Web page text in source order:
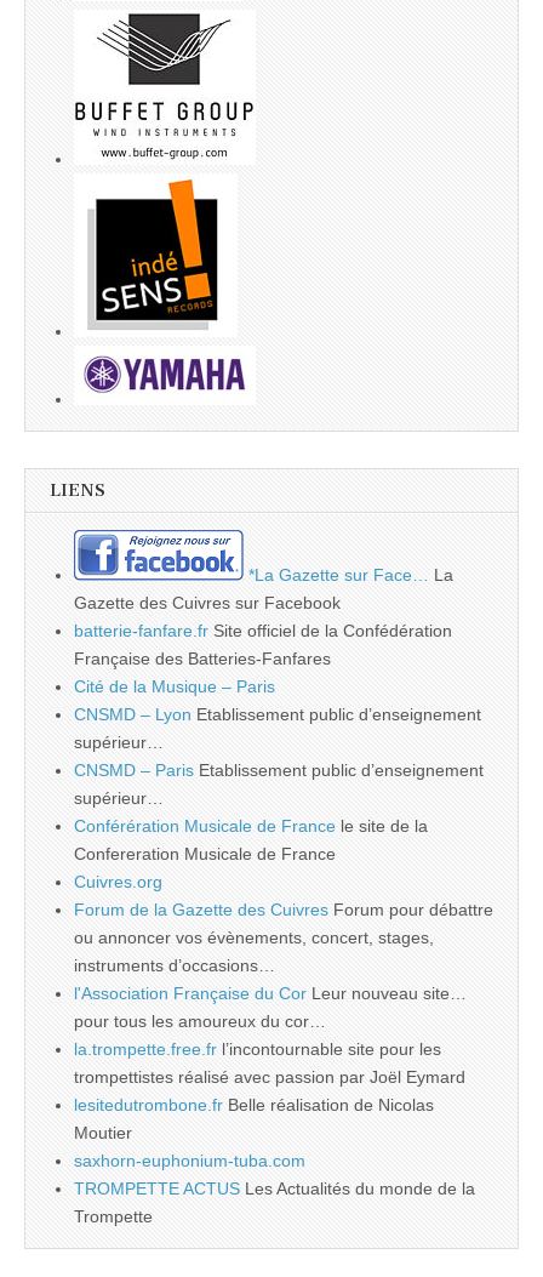
LIENS
*La Gazette sur Face…
La
Gazette des Cuivres sur Facebook
batterie-fanfare.fr Site officiel de la Confédération
Française des Batteries-Fanfares
Cité de la Musique – Paris
CNSMD – Lyon Etablissement public d’enseignement
supérieur…
CNSMD – Paris Etablissement public d’enseignement
supérieur…
Conférération Musicale de France le site de la
Confereration Musicale de France
Cuivres.org
Forum de la Gazette des Cuivres Forum pour débattre
ou annoncer vos évènements, concert, stages,
instruments d’occasions…
l'Association Française du Cor Leur nouveau site…
pour tous les amoureux du cor…
la.trompette.free.fr l’incontournable site pour les
trompettistes réalisé avec passion par Joël Eymard
lesitedutrombone.fr Belle réalisation de Nicolas
Moutier
saxhorn-euphonium-tuba.com
TROMPETTE ACTUS Les Actualités du monde de la
Trompette